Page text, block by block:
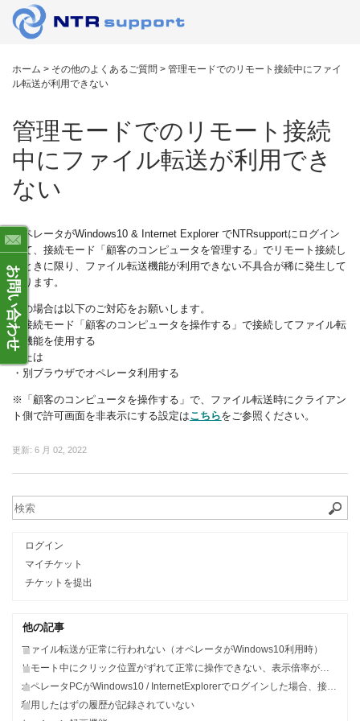
ホーム > その他のよくあるご質問 > 管理モードでのリモート接続中にファイ
ル転送が利用できない
管理モードでのリモート接続
中にファイル転送が利用でき
ない
オペレータがWindows10 & Internet Explorer でNTRsupportにログイン
して、接続モード「顧客のコンピュータを管理する」でリモート接続し
たときに限り、ファイル転送機能が利用できない不具合が稀に発生して
おります。
この場合は以下のご対応をお願いします。
・接続モード「顧客のコンピュータを操作する」で接続してファイル転
送機能を使用する
または
・別ブラウザでオペレータ利用する
※「顧客のコンピュータを操作する」で、ファイル転送時にクライアン
ト側で許可画面を非表示にする設定はこちらをご参照ください。
更新: 6 月 02, 2022
ログイン
マイチケット
チケットを提出
他の記事
ファイル転送が正常に行われない（オペレータがWindows10利用時）
リモート中にクリック位置がずれて正常に操作できない、表示倍率がおかしい
オペレータPCがWindows10 / InternetExplorerでログインした場合、接続中のままリモート接続できない
利用したはずの履歴が記録されていない
お問い合わせ